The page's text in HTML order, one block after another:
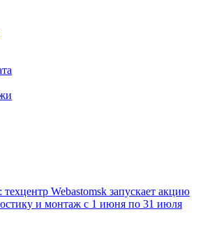
техцентр Webastomsk запускает акцию
и монтаж с 1 июня по 31 июля